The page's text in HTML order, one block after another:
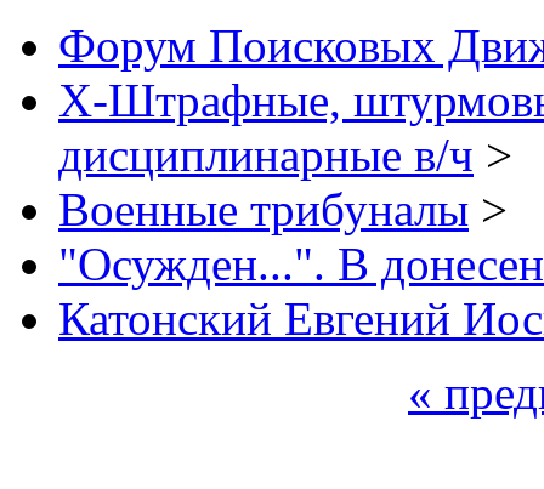
Форум Поисковых
X-Штрафные,
дисциплинарные в/ч >
Военные трибуналы >
"Осужден...". В
Катонский Евгений
«